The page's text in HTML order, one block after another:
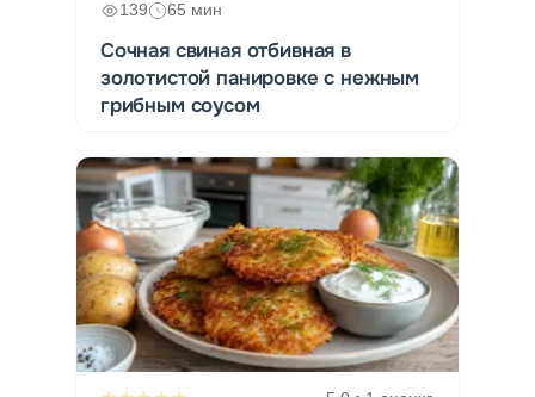
139 65 мин
Сочная свиная отбивная в
золотистой панировке с нежным
грибным соусом